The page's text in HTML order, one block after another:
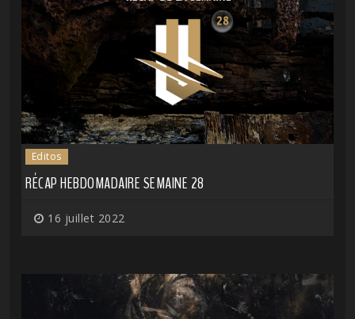
Editos
RÉCAP HEBDOMADAIRE SEMAINE 28
16 juillet 2022